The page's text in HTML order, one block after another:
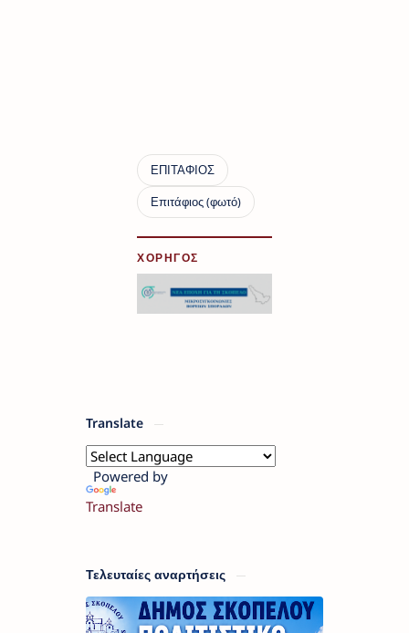
ΧΟΡΗΓΟΣ
Translate
Powered by
Translate
Τελευταίες αναρτήσεις